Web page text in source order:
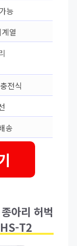
능
열
전식
송
아리 허벅
T2